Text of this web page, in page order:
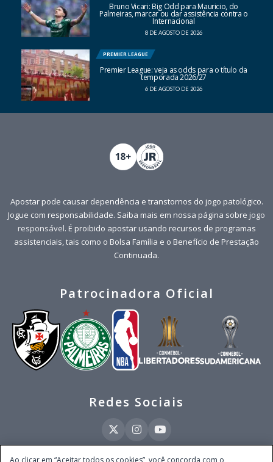
Bruno Vicari: Big Odd para Mauricio, do
Palmeiras, marcar ou dar assistência contra o
Internacional
8 DE AGOSTO DE 2026
PREMIER LEAGUE
Premier League: veja as odds para o título da
temporada 2026/27
6 DE AGOSTO DE 2026
Apostar pode causar dependência e transtornos do jogo patológico.
Jogue com responsabilidade. Saiba mais em nossa página sobre jogo
responsável. É proibido apostar usando recursos de programas
assistenciais, tais como o Bolsa Família e o Benefício de Prestação
Continuada.
Patrocinadora Oficial
Redes Sociais
Ao clicar em “Aceitar todos os cookies”, você concorda com o